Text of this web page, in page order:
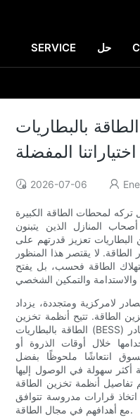
SERVICE حل
بالبطاريات
المفضلة
2026-07-06
تركه لمحطات الطاقة الكبيرة
المنازل الذين يتبنون
البطاريات تعزيز قدرتهم على
لا يقتصر هذا المنظور
الطاقة فحسب، بل يفتح
لامركزية ومتجددة، يزداد
الطاقة. تتيح أنظمة تخزين
الطاقة بالبطاريات (BESS) للأفراد تخزين الكهرباء المولدة من مصادر
خلال أوقات الذروة أو
انتعاشًا ملحوظًا بفضل
أكثر سهولة في الوصول إليها
أنظمة تخزين الطاقة
قرارات مدروسة تتوافق
مع أهدافهم في مجال الطاقة.